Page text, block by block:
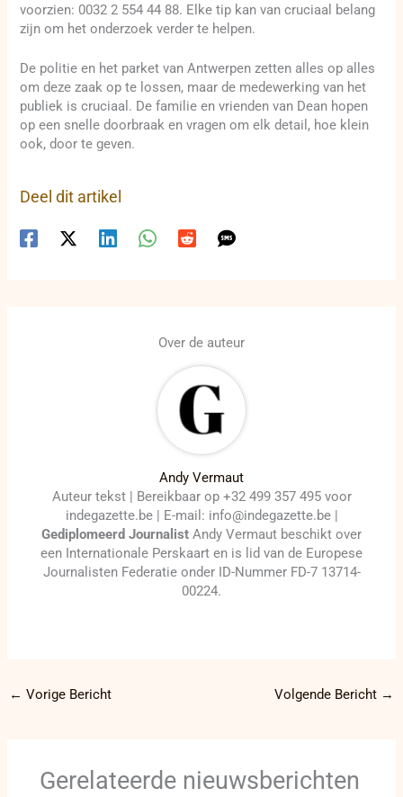
voorzien: 0032 2 554 44 88. Elke tip kan van cruciaal belang
zijn om het onderzoek verder te helpen.
De politie en het parket van Antwerpen zetten alles op alles
om deze zaak op te lossen, maar de medewerking van het
publiek is cruciaal. De familie en vrienden van Dean hopen
op een snelle doorbraak en vragen om elk detail, hoe klein
ook, door te geven.
Deel dit artikel
Over de auteur
Andy Vermaut
Auteur tekst | Bereikbaar op +32 499 357 495 voor
indegazette.be | E-mail: info@indegazette.be |
Gediplomeerd Journalist Andy Vermaut beschikt over
een Internationale Perskaart en is lid van de Europese
Journalisten Federatie onder ID-Nummer FD-7 13714-
00224.
← Vorige Bericht Volgende Bericht →
Gerelateerde nieuwsberichten